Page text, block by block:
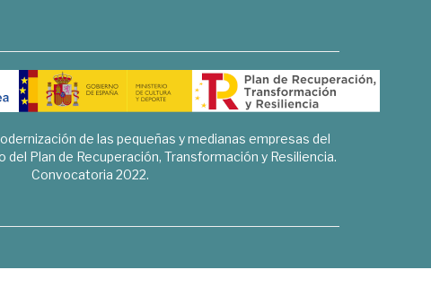
de las pequeñas y medianas empresas del
Plan de Recuperación, Transformación y Resiliencia.
Convocatoria 2022.